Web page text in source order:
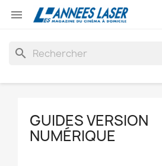

search
GUIDES VERSION
NUMÉRIQUE